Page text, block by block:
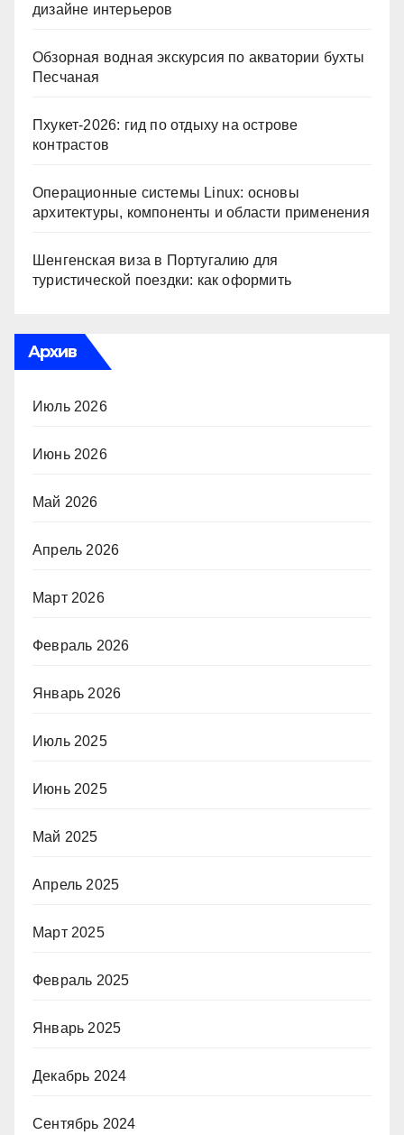
дизайне интерьеров
Обзорная водная экскурсия по акватории бухты
Песчаная
Пхукет-2026: гид по отдыху на острове
контрастов
Операционные системы Linux: основы
архитектуры, компоненты и области применения
Шенгенская виза в Португалию для
туристической поездки: как оформить
Архив
Июль 2026
Июнь 2026
Май 2026
Апрель 2026
Март 2026
Февраль 2026
Январь 2026
Июль 2025
Июнь 2025
Май 2025
Апрель 2025
Март 2025
Февраль 2025
Январь 2025
Декабрь 2024
Сентябрь 2024